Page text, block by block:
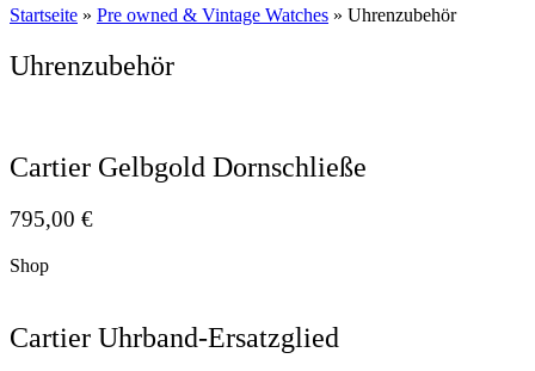
Startseite » Pre owned & Vintage Watches » Uhrenzubehör
Uhrenzubehör
Cartier Gelbgold Dornschließe
795,00 €
Shop
Cartier Uhrband-Ersatzglied